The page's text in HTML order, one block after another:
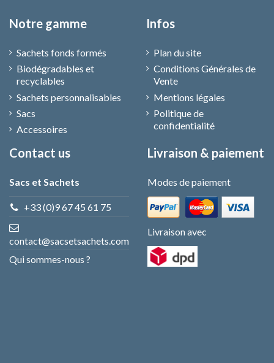
Notre gamme
Sachets fonds formés
Biodégradables et
recyclables
Sachets personnalisables
Sacs
Accessoires
Infos
Plan du site
Conditions Générales de
Vente
Mentions légales
Politique de
confidentialité
Contact us
Sacs et Sachets
+33 (0)9 67 45 61 75
contact@sacsetsachets.com
Qui sommes-nous ?
Livraison & paiement
Modes de paiement
Livraison avec